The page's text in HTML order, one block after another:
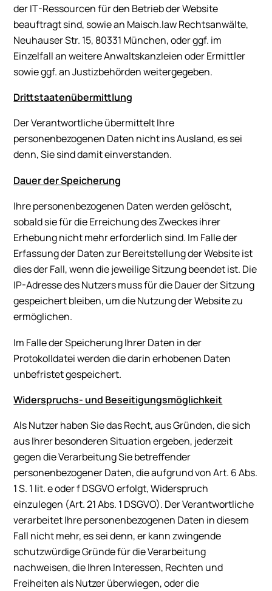
der IT-Ressourcen für den Betrieb der Website
beauftragt sind, sowie an Maisch.law Rechtsanwälte,
Neuhauser Str. 15, 80331 München, oder ggf. im
Einzelfall an weitere Anwaltskanzleien oder Ermittler
sowie ggf. an Justizbehörden weitergegeben.
Drittstaatenübermittlung
Der Verantwortliche übermittelt Ihre
personenbezogenen Daten nicht ins Ausland, es sei
denn, Sie sind damit einverstanden.
Dauer der Speicherung
Ihre personenbezogenen Daten werden gelöscht,
sobald sie für die Erreichung des Zweckes ihrer
Erhebung nicht mehr erforderlich sind. Im Falle der
Erfassung der Daten zur Bereitstellung der Website ist
dies der Fall, wenn die jeweilige Sitzung beendet ist. Die
IP-Adresse des Nutzers muss für die Dauer der Sitzung
gespeichert bleiben, um die Nutzung der Website zu
ermöglichen.
Im Falle der Speicherung Ihrer Daten in der
Protokolldatei werden die darin erhobenen Daten
unbefristet gespeichert.
Widerspruchs- und Beseitigungsmöglichkeit
Als Nutzer haben Sie das Recht, aus Gründen, die sich
aus Ihrer besonderen Situation ergeben, jederzeit
gegen die Verarbeitung Sie betreffender
personenbezogener Daten, die aufgrund von Art. 6 Abs.
1 S. 1 lit. e oder f DSGVO erfolgt, Widerspruch
einzulegen (Art. 21 Abs. 1 DSGVO). Der Verantwortliche
verarbeitet Ihre personenbezogenen Daten in diesem
Fall nicht mehr, es sei denn, er kann zwingende
schutzwürdige Gründe für die Verarbeitung
nachweisen, die Ihren Interessen, Rechten und
Freiheiten als Nutzer überwiegen, oder die